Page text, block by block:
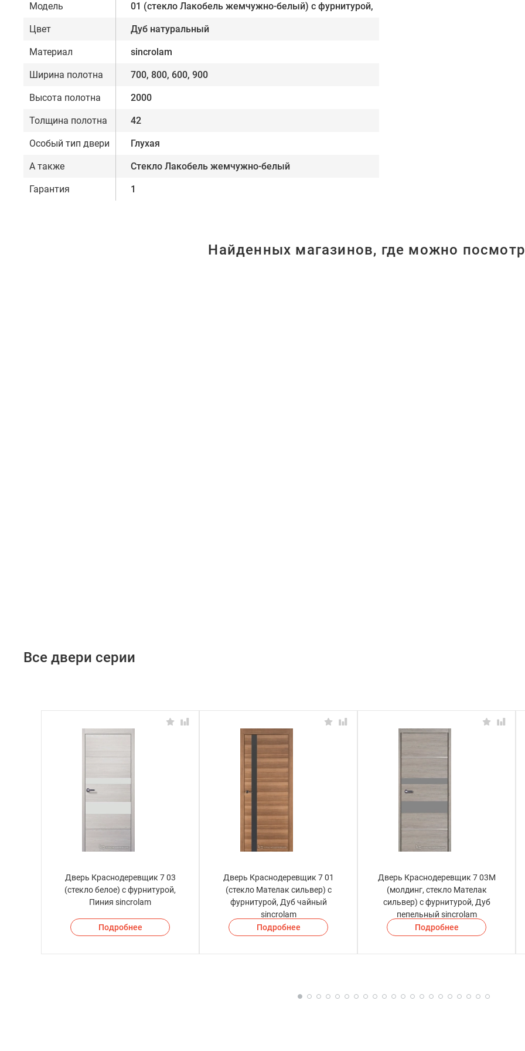
Модель 01 (стекло Лакобель жемчужно-белый) с фурнитурой,
Цвет Дуб натуральный
Материал sincrolam
Ширина полотна 700, 800, 600, 900
Высота полотна 2000
Толщина полотна 42
Особый тип двери Глухая
А также Стекло Лакобель жемчужно-белый
Гарантия 1
Найденных магазинов, где можно
Все двери серии
Дверь Краснодеревщик 7 03
(стекло белое) с фурнитурой,
Пиния sincrolam
Подробнее
Дверь Краснодеревщик 7 01
(стекло Мателак сильвер) с
фурнитурой, Дуб чайный
sincrolam
Подробнее
Дверь Краснодеревщик 7 03М
(молдинг, стекло Мателак
сильвер) с фурнитурой, Дуб
пепельный sincrolam
Подробнее